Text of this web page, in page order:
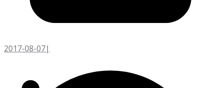
2017-08-07|